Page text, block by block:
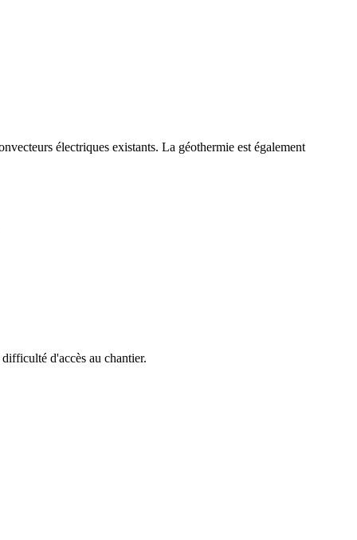
électriques existants. La géothermie est également
d'accès au chantier.